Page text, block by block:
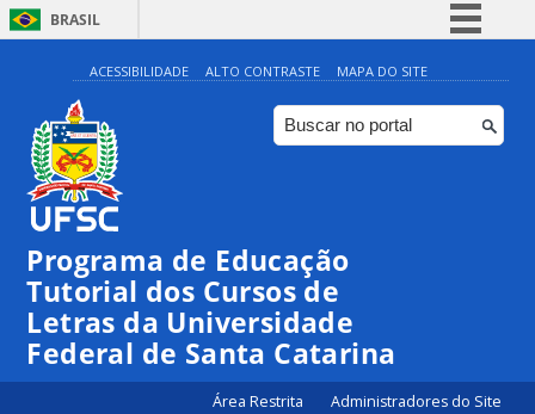
BRASIL
Simplifique!
Comunica BR
Participe
ACESSIBILIDADE ALTO CONTRASTE MAPA DO SITE
Programa de Educação
Tutorial dos Cursos de
Letras da Universidade
Federal de Santa Catarina
Área Restrita Administradores do Site